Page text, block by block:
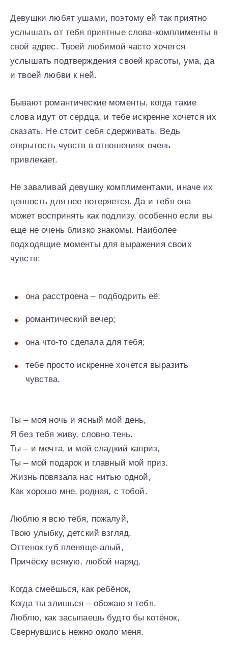
Девушки любят ушами, поэтому ей так приятно
услышать от тебя приятные слова-комплименты в
свой адрес. Твоей любимой часто хочется
услышать подтверждения своей красоты, ума, да
и твоей любви к ней.
Бывают романтические моменты, когда такие
слова идут от сердца, и тебе искренне хочется их
сказать. Не стоит себя сдерживать. Ведь
открытость чувств в отношениях очень
привлекает.
Не заваливай девушку комплиментами, иначе их
ценность для нее потеряется. Да и тебя она
может воспринять как подлизу, особенно если вы
еще не очень близко знакомы. Наиболее
подходящие моменты для выражения своих
чувств:
она расстроена – подбодрить её;
романтический вечер;
она что-то сделала для тебя;
тебе просто искренне хочется выразить
чувства.
Ты – моя ночь и ясный мой день,
Я без тебя живу, словно тень.
Ты – и мечта, и мой сладкий каприз,
Ты – мой подарок и главный мой приз.
Жизнь повязала нас нитью одной,
Как хорошо мне, родная, с тобой.
Люблю я всю тебя, пожалуй,
Твою улыбку, детский взгляд.
Оттенок губ пленяще-алый,
Причёску всякую, любой наряд.
Когда смеёшься, как ребёнок,
Когда ты злишься – обожаю я тебя.
Люблю, как засыпаешь будто бы котёнок,
Свернувшись нежно около меня.